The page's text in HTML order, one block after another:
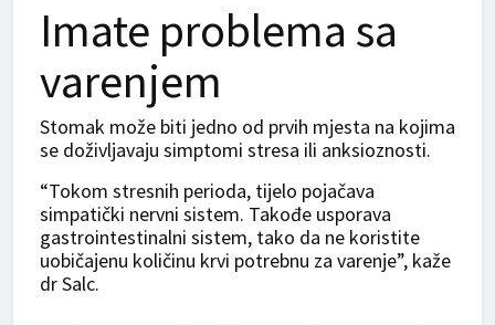
Imate problema sa
varenjem
Stomak može biti jedno od prvih mjesta na kojima
se doživljavaju simptomi stresa ili anksioznosti.
“Tokom stresnih perioda, tijelo pojačava
simpatički nervni sistem. Takođe usporava
gastrointestinalni sistem, tako da ne koristite
uobičajenu količinu krvi potrebnu za varenje”, kaže
dr Salc.